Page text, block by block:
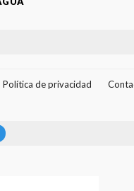
Política de privacidad